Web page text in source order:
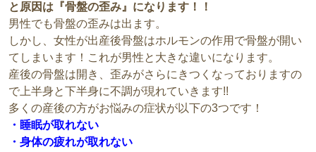
と原因は『骨盤の歪み』になります！！
男性でも骨盤の歪みは出ます。
しかし、女性が出産後骨盤はホルモンの作用で骨盤が開い
てしまいます！これが男性と大きな違いになります。
産後の骨盤は開き、歪みがさらにきつくなっておりますの
で上半身と下半身に不調が現れていきます!!
多くの産後の方がお悩みの症状が以下の3つです！
・睡眠が取れない
・身体の疲れが取れない